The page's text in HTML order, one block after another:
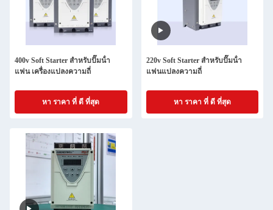
400v Soft Starter สําหรับปั๊มน้ํา
แฟน เครื่องแปลงความถี่
หา ราคา ที่ ดี ที่สุด
220v Soft Starter สําหรับปั๊มน้ํา
แฟนแปลงความถี่
หา ราคา ที่ ดี ที่สุด